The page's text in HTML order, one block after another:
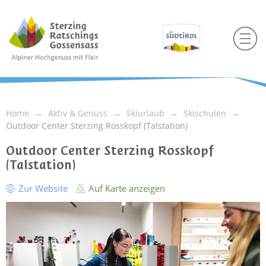
Home Aktiv & Genuss Skiurlaub
Skischulen
Outdoor Center Sterzing Rosskopf (Talstation)
Outdoor Center Sterzing Rosskopf
(Talstation)
Zur Website Auf Karte anzeigen